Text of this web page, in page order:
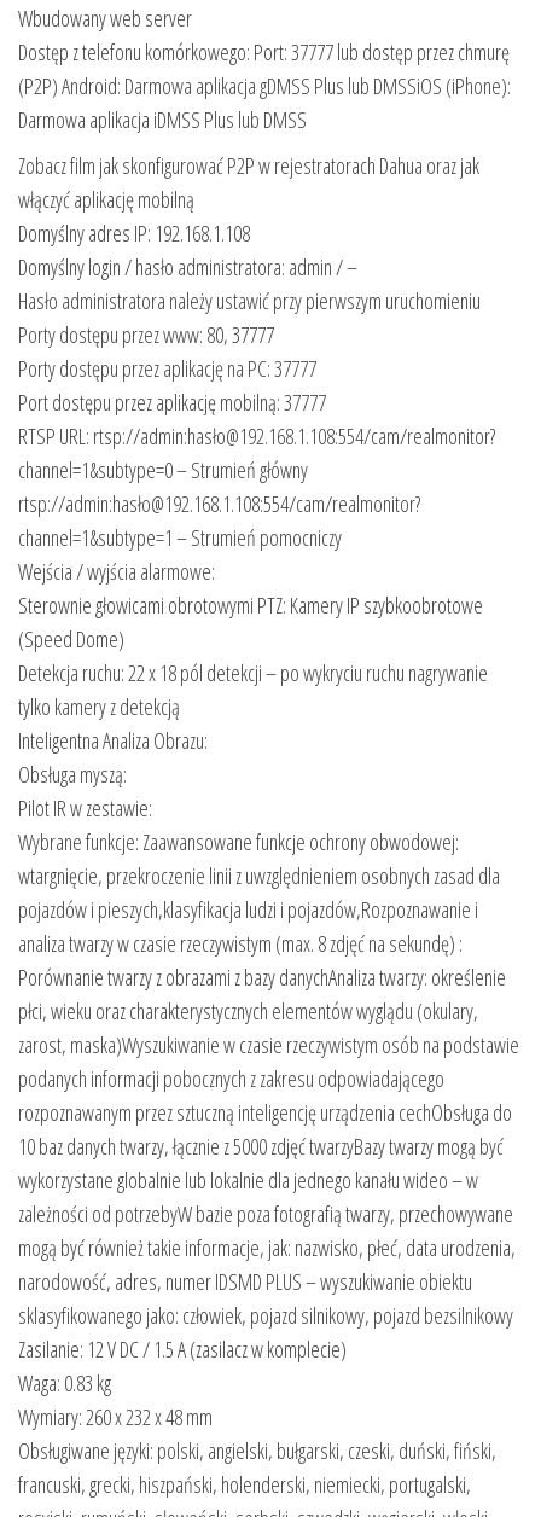
Wbudowany web server
Dostęp z telefonu komórkowego: Port: 37777 lub dostęp przez chmurę
(P2P) Android: Darmowa aplikacja gDMSS Plus lub DMSSiOS (iPhone):
Darmowa aplikacja iDMSS Plus lub DMSS
Zobacz film jak skonfigurować P2P w rejestratorach Dahua oraz jak
włączyć aplikację mobilną
Domyślny adres IP: 192.168.1.108
Domyślny login / hasło administratora: admin / –
Hasło administratora należy ustawić przy pierwszym uruchomieniu
Porty dostępu przez www: 80, 37777
Porty dostępu przez aplikację na PC: 37777
Port dostępu przez aplikację mobilną: 37777
RTSP URL: rtsp://admin:hasło@192.168.1.108:554/cam/realmonitor?
channel=1&subtype=0 – Strumień główny
rtsp://admin:hasło@192.168.1.108:554/cam/realmonitor?
channel=1&subtype=1 – Strumień pomocniczy
Wejścia / wyjścia alarmowe:
Sterownie głowicami obrotowymi PTZ: Kamery IP szybkoobrotowe
(Speed Dome)
Detekcja ruchu: 22 x 18 pól detekcji – po wykryciu ruchu nagrywanie
tylko kamery z detekcją
Inteligentna Analiza Obrazu:
Obsługa myszą:
Pilot IR w zestawie:
Wybrane funkcje: Zaawansowane funkcje ochrony obwodowej:
wtargnięcie, przekroczenie linii z uwzględnieniem osobnych zasad dla
pojazdów i pieszych,klasyfikacja ludzi i pojazdów,Rozpoznawanie i
analiza twarzy w czasie rzeczywistym (max. 8 zdjęć na sekundę) :
Porównanie twarzy z obrazami z bazy danychAnaliza twarzy: określenie
płci, wieku oraz charakterystycznych elementów wyglądu (okulary,
zarost, maska)Wyszukiwanie w czasie rzeczywistym osób na podstawie
podanych informacji pobocznych z zakresu odpowiadającego
rozpoznawanym przez sztuczną inteligencję urządzenia cechObsługa do
10 baz danych twarzy, łącznie z 5000 zdjęć twarzyBazy twarzy mogą być
wykorzystane globalnie lub lokalnie dla jednego kanału wideo – w
zależności od potrzebyW bazie poza fotografią twarzy, przechowywane
mogą być również takie informacje, jak: nazwisko, płeć, data urodzenia,
narodowość, adres, numer IDSMD PLUS – wyszukiwanie obiektu
sklasyfikowanego jako: człowiek, pojazd silnikowy, pojazd bezsilnikowy
Zasilanie: 12 V DC / 1.5 A (zasilacz w komplecie)
Waga: 0.83 kg
Wymiary: 260 x 232 x 48 mm
Obsługiwane języki: polski, angielski, bułgarski, czeski, duński, fiński,
francuski, grecki, hiszpański, holenderski, niemiecki, portugalski,